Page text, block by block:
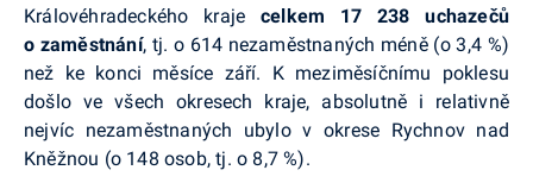
Královéhradeckého kraje celkem 17 238 uchazečů
o zaměstnání, tj. o 614 nezaměstnaných méně (o 3,4 %)
než ke konci měsíce září. K meziměsíčnímu poklesu
došlo ve všech okresech kraje, absolutně i relativně
nejvíc nezaměstnaných ubylo v okrese Rychnov nad
Kněžnou (o 148 osob, tj. o 8,7 %).